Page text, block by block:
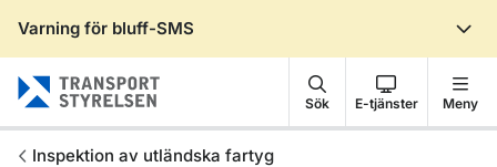
Varning för bluff-SMS
Sök E-tjänster Meny
Inspektion av utländska fartyg